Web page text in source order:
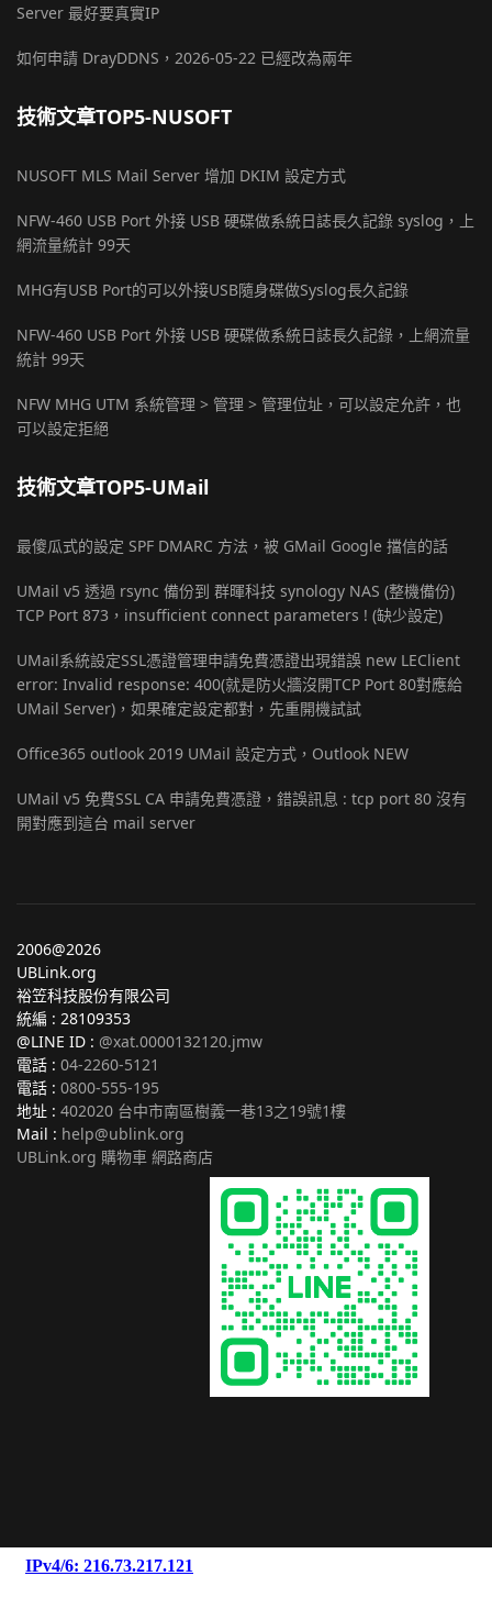
Server 最好要真實IP
如何申請 DrayDDNS，2026-05-22 已經改為兩年
技術文章TOP5-NUSOFT
NUSOFT MLS Mail Server 增加 DKIM 設定方式
NFW-460 USB Port 外接 USB 硬碟做系統日誌長久記錄 syslog，上
網流量統計 99天
MHG有USB Port的可以外接USB隨身碟做Syslog長久記錄
NFW-460 USB Port 外接 USB 硬碟做系統日誌長久記錄，上網流量
統計 99天
NFW MHG UTM 系統管理 > 管理 > 管理位址，可以設定允許，也
可以設定拒絕
技術文章TOP5-UMail
最傻瓜式的設定 SPF DMARC 方法，被 GMail Google 擋信的話
UMail v5 透過 rsync 備份到 群暉科技 synology NAS (整機備份)
TCP Port 873，insufficient connect parameters ! (缺少設定)
UMail系統設定SSL憑證管理申請免費憑證出現錯誤 new LEClient
error: Invalid response: 400(就是防火牆沒開TCP Port 80對應給
UMail Server)，如果確定設定都對，先重開機試試
Office365 outlook 2019 UMail 設定方式，Outlook NEW
UMail v5 免費SSL CA 申請免費憑證，錯誤訊息 : tcp port 80 沒有
開對應到這台 mail server
2006@2026
UBLink.org
裕笠科技股份有限公司
統編 : 28109353
@LINE ID : @xat.0000132120.jmw
電話 : 04-2260-5121
電話 : 0800-555-195
地址 : 402020 台中市南區樹義一巷13之19號1樓
Mail : help@ublink.org
UBLink.org 購物車 網路商店